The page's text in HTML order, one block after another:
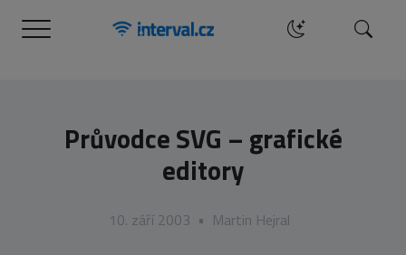
Menu Hledat
Průvodce SVG – grafické
editory
10. září 2003 • Martin Hejral